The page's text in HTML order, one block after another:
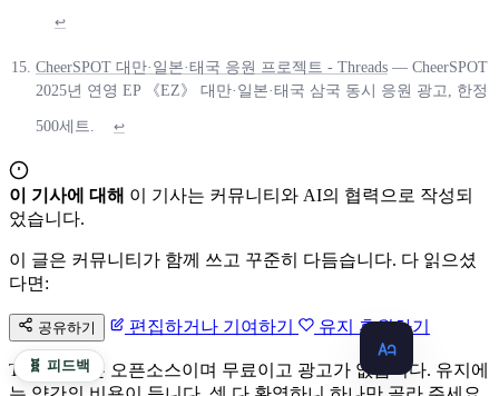
↩
CheerSPOT 대만·일본·태국 응원 프로젝트 - Threads — CheerSPOT
2025년 연영 EP 《EZ》 대만·일본·태국 삼국 동시 응원 광고, 한정
500세트. ↩
이 기사에 대해 이 기사는 커뮤니티와 AI의 협력으로 작성되
었습니다.
이 글은 커뮤니티가 함께 쓰고 꾸준히 다듬습니다. 다 읽으셨
다면:
공유하기 편집하거나 기여하기 유지 후원하기
Taiwan.md는 오픈소스이며 무료이고 광고가 없습니다. 유지에
🧬 피드백